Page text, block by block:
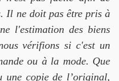
Il ne doit pas être pris à
l'estimation des biens
vérifions si c'est un
ou à la mode. Que
une copie de l’original,